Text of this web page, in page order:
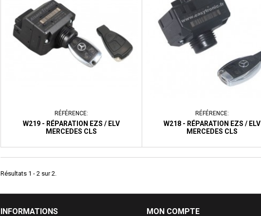
RÉFÉRENCE:
W219 - RÉPARATION EZS / ELV
MERCEDES CLS
RÉFÉRENCE:
W218 - RÉPARATION EZS / ELV
MERCEDES CLS
Résultats 1 - 2 sur 2.
INFORMATIONS MON COMPTE